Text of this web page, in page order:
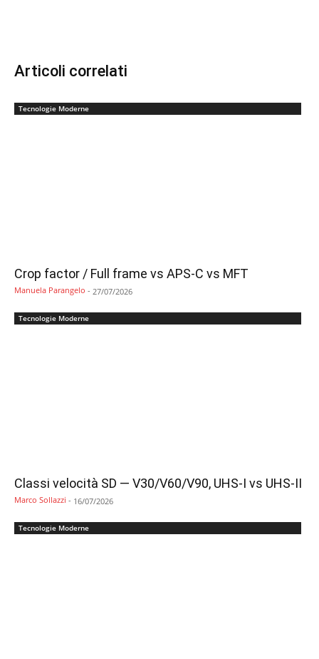
Articoli correlati
Tecnologie Moderne
Crop factor / Full frame vs APS-C vs MFT
Manuela Parangelo - 27/07/2026
Tecnologie Moderne
Classi velocità SD — V30/V60/V90, UHS-I vs UHS-II
Marco Sollazzi - 16/07/2026
Tecnologie Moderne